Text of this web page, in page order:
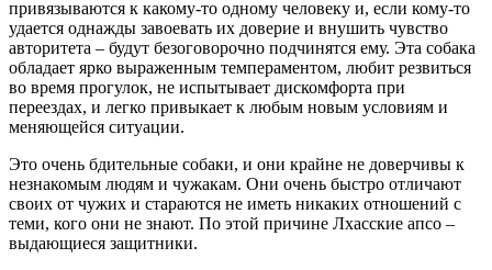
привязываются к какому-то одному человеку и, если кому-то
удается однажды завоевать их доверие и внушить чувство
авторитета – будут безоговорочно подчинятся ему. Эта собака
обладает ярко выраженным темпераментом, любит резвиться
во время прогулок, не испытывает дискомфорта при
переездах, и легко привыкает к любым новым условиям и
меняющейся ситуации.
Это очень бдительные собаки, и они крайне не доверчивы к
незнакомым людям и чужакам. Они очень быстро отличают
своих от чужих и стараются не иметь никаких отношений с
теми, кого они не знают. По этой причине Лхасские апсо –
выдающиеся защитники.